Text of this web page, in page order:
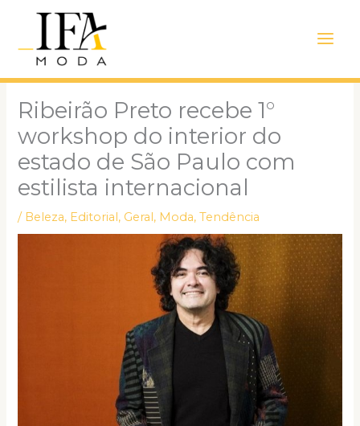
conteúdo
Menu
Ribeirão Preto recebe 1°
workshop do interior do
estado de São Paulo com
estilista internacional
/ Beleza, Editorial, Geral, Moda,Tendência